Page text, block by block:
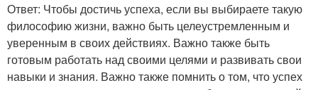
Ответ: Чтобы достичь успеха, если вы выбираете такую
философию жизни, важно быть целеустремленным и
уверенным в своих действиях. Важно также быть
готовым работать над своими целями и развивать свои
навыки и знания. Важно также помнить о том, что успех